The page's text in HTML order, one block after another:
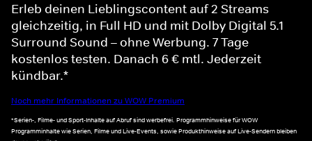
Erleb deinen Lieblingscontent auf 2 Streams
gleichzeitig, in Full HD und mit Dolby Digital 5.1
Surround Sound – ohne Werbung. 7 Tage
kostenlos testen. Danach 6 € mtl. Jederzeit
kündbar.*
Noch mehr Informationen zu WOW Premium
*Serien-, Filme- und Sport-Inhalte auf Abruf sind werbefrei. Programmhinweise für WOW
Programminhalte wie Serien, Filme und Live-Events, sowie Produkthinweise auf Live-Sendern bleiben